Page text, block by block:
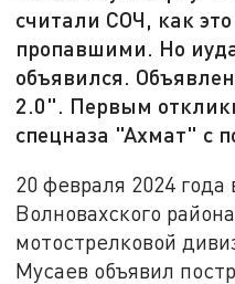
считали СОЧ, как
пропавшими. Но
объявился.
2.0". Первым
спецназа "Ахмат" с
20 февраля 2024 года
Волновахского
мотострелковой
Мусаев объявил